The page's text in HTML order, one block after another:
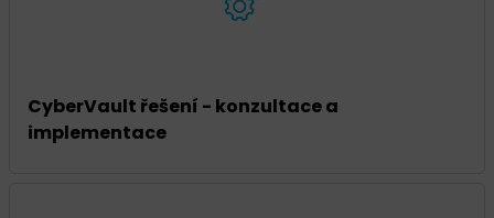
CyberVault řešení - konzultace a
implementace